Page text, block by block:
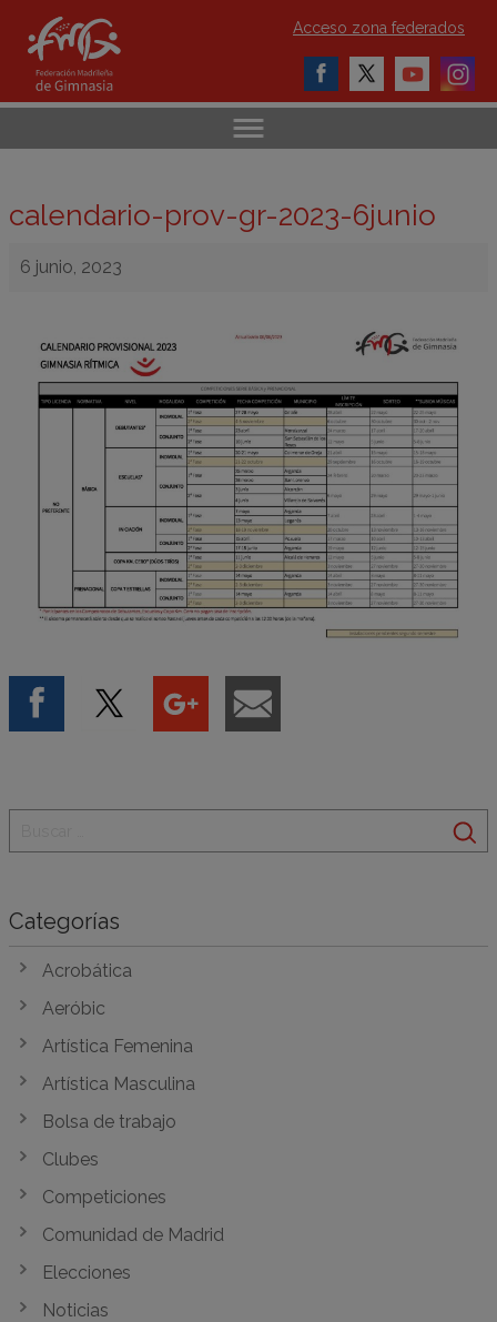
Acceso zona federados
calendario-prov-gr-2023-6junio
6 junio, 2023
Categorías
Acrobática
Aeróbic
Artística Femenina
Artística Masculina
Bolsa de trabajo
Clubes
Competiciones
Comunidad de Madrid
Elecciones
Noticias